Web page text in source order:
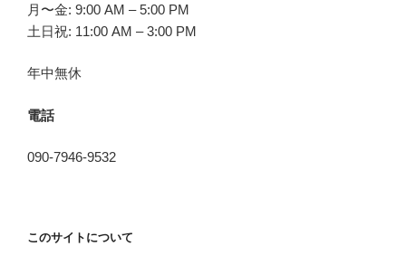
月〜金: 9:00 AM – 5:00 PM
土日祝: 11:00 AM – 3:00 PM
年中無休
電話
090-7946-9532
このサイトについて